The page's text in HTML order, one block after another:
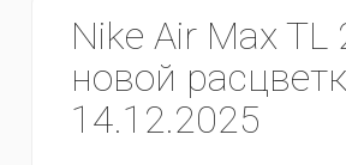
Nike Air Max TL
новой
14.12.2025